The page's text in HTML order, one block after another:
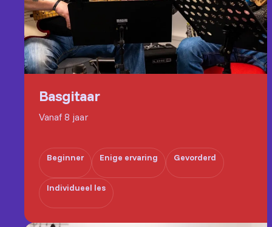
Basgitaar
Vanaf 8 jaar
Beginner Enige ervaring Gevorderd
Individueel les